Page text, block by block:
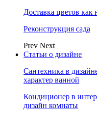
Доставка цветов
Реконструкция сада
Prev Next
Статьи о дизайне
Сантехника в
характер ванной
Кондиционер в
дизайн комнаты